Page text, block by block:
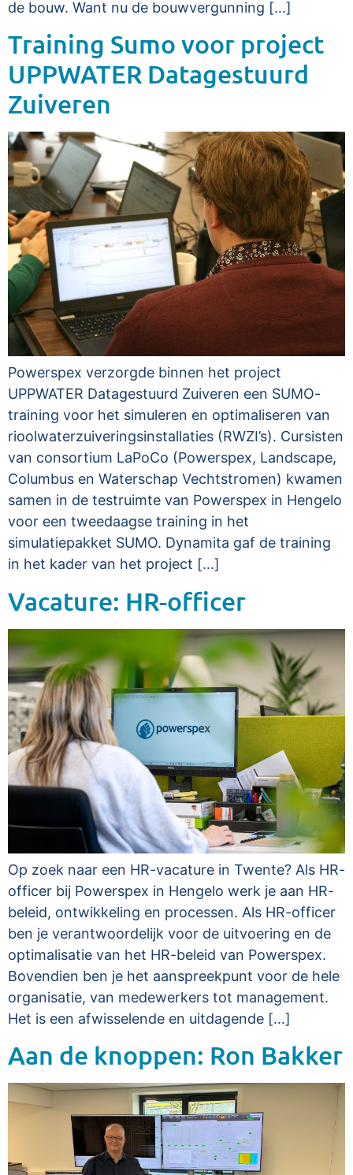
de bouw. Want nu de bouwvergunning […]
Training Sumo voor project
UPPWATER Datagestuurd
Zuiveren
Powerspex verzorgde binnen het project
UPPWATER Datagestuurd Zuiveren een SUMO-
training voor het simuleren en optimaliseren van
rioolwaterzuiveringsinstallaties (RWZI’s). Cursisten
van consortium LaPoCo (Powerspex, Landscape,
Columbus en Waterschap Vechtstromen) kwamen
samen in de testruimte van Powerspex in Hengelo
voor een tweedaagse training in het
simulatiepakket SUMO. Dynamita gaf de training
in het kader van het project […]
Vacature: HR-officer
Op zoek naar een HR-vacature in Twente? Als HR-
officer bij Powerspex in Hengelo werk je aan HR-
beleid, ontwikkeling en processen. Als HR-officer
ben je verantwoordelijk voor de uitvoering en de
optimalisatie van het HR-beleid van Powerspex.
Bovendien ben je het aanspreekpunt voor de hele
organisatie, van medewerkers tot management.
Het is een afwisselende en uitdagende […]
Aan de knoppen: Ron Bakker